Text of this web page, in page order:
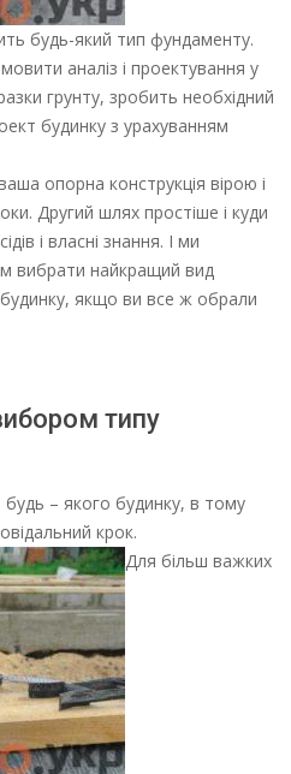
будь-який тип фундаменту.
аналіз і проектування у
грунту, зробить необхідний
будинку з урахуванням
опорна конструкція вірою і
Другий шлях простіше і куди
і власні знання. І ми
вибрати найкращий вид
якщо ви все ж обрали
типу
– якого будинку, в тому
крок.
Для більш важких